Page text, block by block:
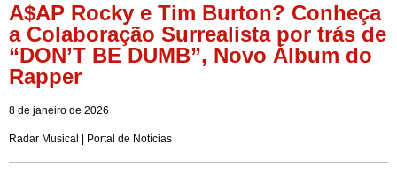
A$AP Rocky e Tim Burton? Conheça
a Colaboração Surrealista por trás de
“DON’T BE DUMB”, Novo Álbum do
Rapper
8 de janeiro de 2026
Radar Musical | Portal de Notícias